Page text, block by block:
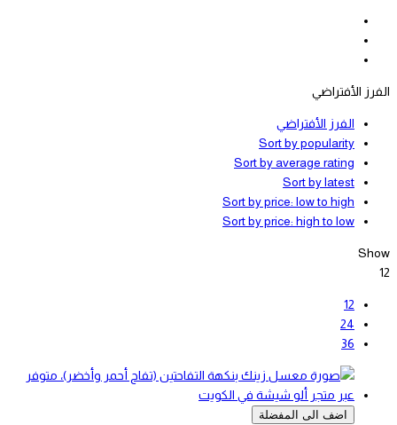
الفرز الأفتراضي
الفرز الأفتراضي
Sort by popularity
Sort by average rating
Sort by latest
Sort by price: low to high
Sort by price: high to low
Show
12
12
24
36
اضف الى المفضلة